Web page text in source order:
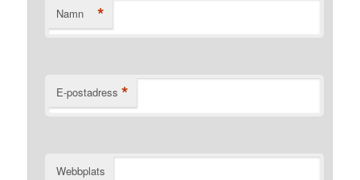
Namn *
E-postadress *
Webbplats